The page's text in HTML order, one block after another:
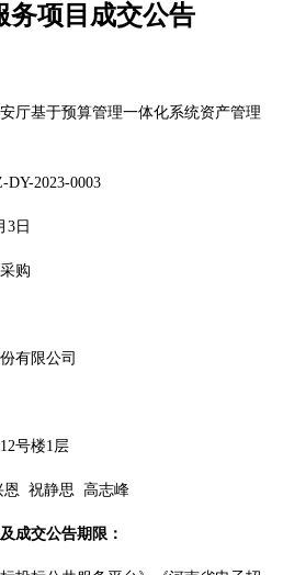
务项目成交公告
厅基于预算管理一体化系统资产管理
DY-2023-0003
3 日
购
有限公司
12号楼1层
恩 祝静思 高志峰
成交公告期限：